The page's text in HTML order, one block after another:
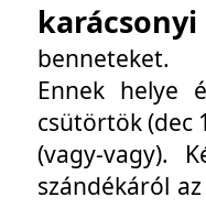
benneteket.
Ennek helye
csütörtök (dec
(vagy-vagy).
szándékáról